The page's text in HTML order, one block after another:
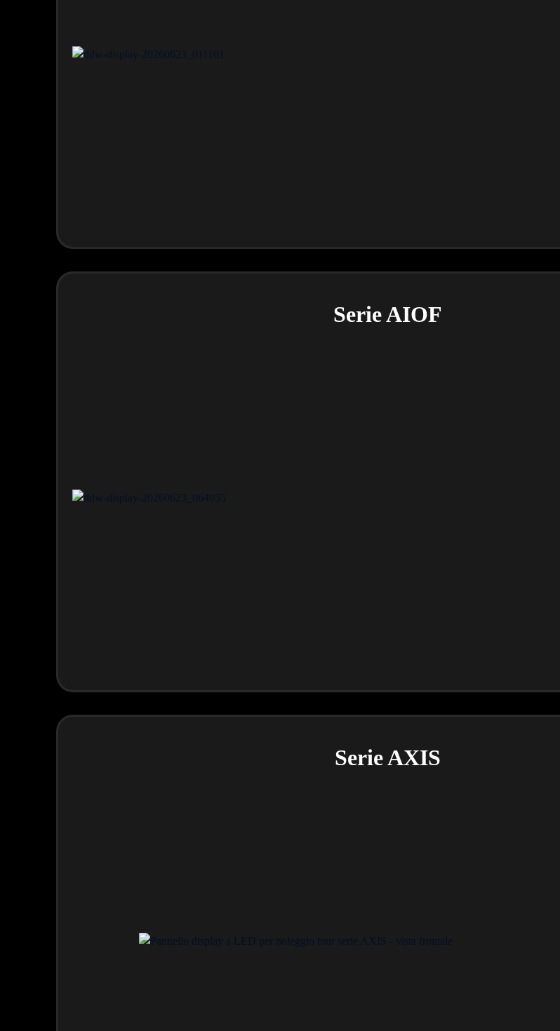
Serie AIOF
Serie AXIS